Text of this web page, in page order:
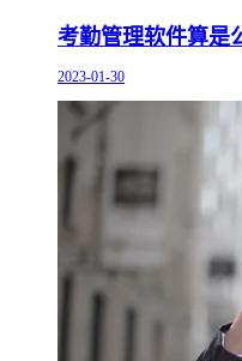
考勤管理软件算是
2023-01-30